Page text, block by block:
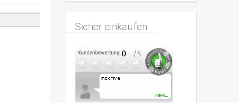
Sicher einkaufen